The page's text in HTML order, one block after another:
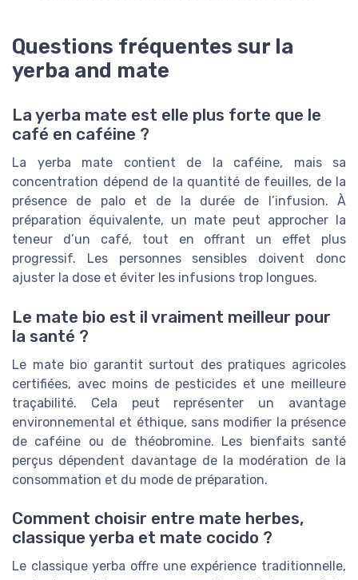
Questions fréquentes sur la
yerba and mate
La yerba mate est elle plus forte que le
café en caféine ?
La yerba mate contient de la caféine, mais sa
concentration dépend de la quantité de feuilles, de la
présence de palo et de la durée de l’infusion. À
préparation équivalente, un mate peut approcher la
teneur d’un café, tout en offrant un effet plus
progressif. Les personnes sensibles doivent donc
ajuster la dose et éviter les infusions trop longues.
Le mate bio est il vraiment meilleur pour
la santé ?
Le mate bio garantit surtout des pratiques agricoles
certifiées, avec moins de pesticides et une meilleure
traçabilité. Cela peut représenter un avantage
environnemental et éthique, sans modifier la présence
de caféine ou de théobromine. Les bienfaits santé
perçus dépendent davantage de la modération de la
consommation et du mode de préparation.
Comment choisir entre mate herbes,
classique yerba et mate cocido ?
Le classique yerba offre une expérience traditionnelle,